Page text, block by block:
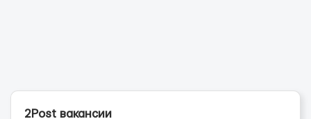
2Post вакансии